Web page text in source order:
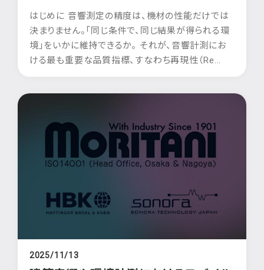
はじめに 音響測定の精度は、機材の性能だけでは
決まりません。「同じ条件で、同じ結果が得られる環
境」をいかに維持できるか。 それが、音響計測にお
ける最も重要な品質指標、すなわち再現性（Re...
2025/11/13